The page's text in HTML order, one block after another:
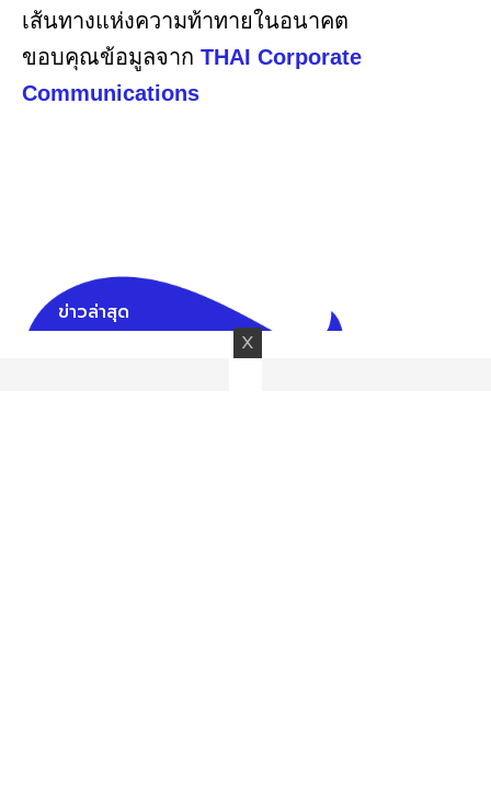
เส้นทางแห่งความท้าทายในอนาคต
ขอบคุณข้อมูลจาก THAI Corporate
Communications
ข่าวล่าสุด